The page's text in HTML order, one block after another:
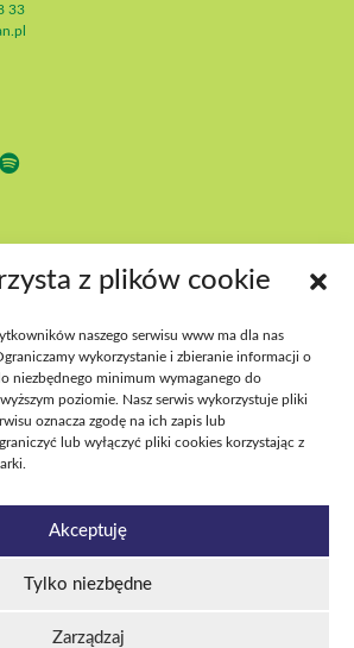
z plików cookie
naszego serwisu www ma dla nas
wykorzystanie i zbieranie informacji o
niezbędnego minimum wymaganego do
poziomie. Nasz serwis wykorzystuje pliki
oznacza zgodę na ich zapis lub
lub wyłączyć pliki cookies korzystając z
Akceptuję
Tylko niezbędne
Zarządzaj
33
Deklaracja dostępności